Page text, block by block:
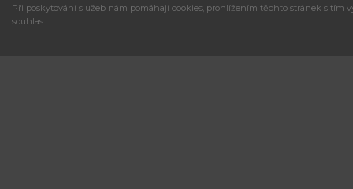
Při poskytování služeb nám pomáhají cookies, prohlížením těchto stránek s tím
souhlas.